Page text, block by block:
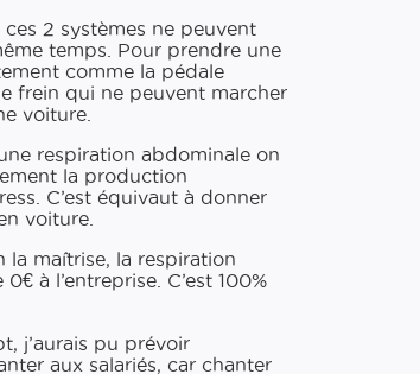
ces 2 systèmes ne peuvent
temps. Pour prendre une
comme la pédale
frein qui ne peuvent marcher
voiture.
respiration abdominale on
la production
C’est équivaut à donner
voiture.
la maîtrise, la respiration
à l’entreprise. C’est 100%
j’aurais pu prévoir
aux salariés, car chanter